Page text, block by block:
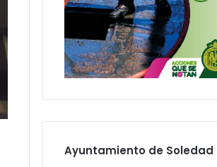
Ayuntamiento de Soledad